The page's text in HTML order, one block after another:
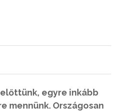
egyre inkább
mennünk. Országosan